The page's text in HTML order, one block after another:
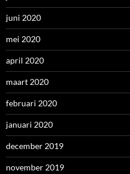
juni 2020
mei 2020
april 2020
maart 2020
februari 2020
januari 2020
december 2019
november 2019